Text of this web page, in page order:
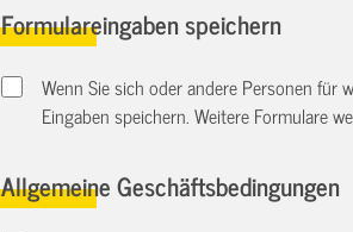
Formulareingaben speichern
Wenn Sie sich oder andere Personen für
Eingaben speichern. Weitere Formulare
Allgemeine Geschäftsbedingungen